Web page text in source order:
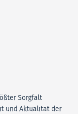
Sorgfalt
und Aktualität der